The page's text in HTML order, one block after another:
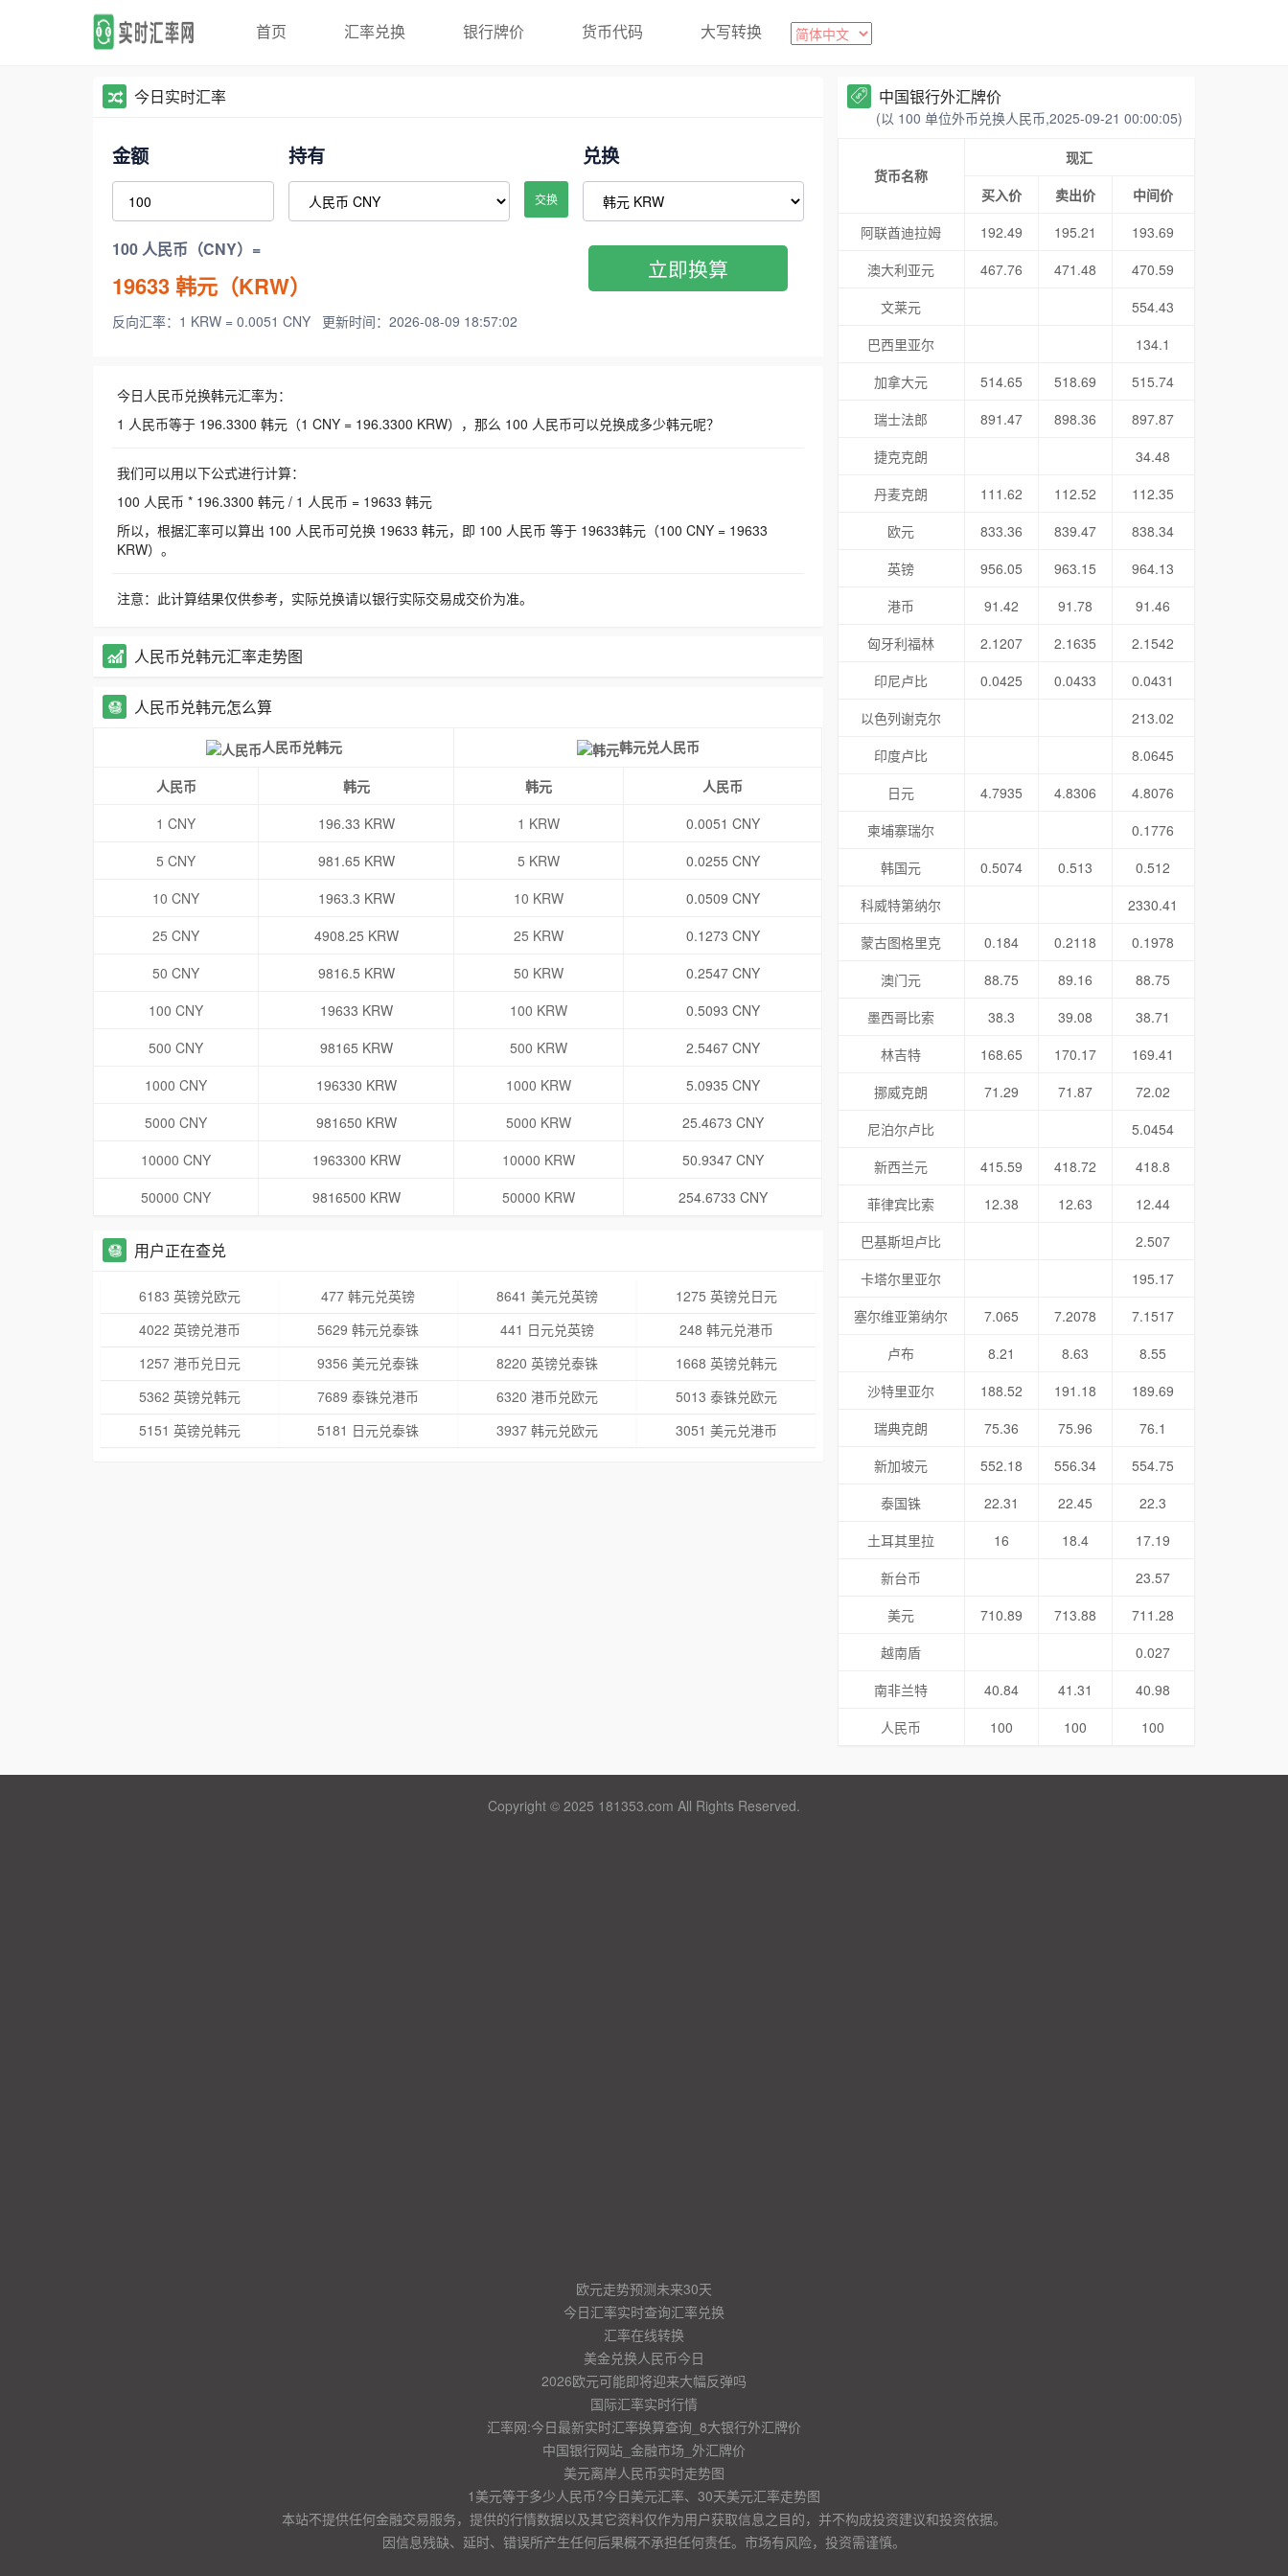
首页 汇率兑换 银行牌价 货币代码 大写转换
今日实时汇率
金额 持有
交换
兑换
100 人民币（CNY）=
19633韩元（KRW）
反向汇率：1 KRW = 0.0051 CNY 更新时间：2026-08-09 18:57:02
立即换算
今日人民币兑换韩元汇率为：
1 人民币等于 196.3300 韩元（1 CNY = 196.3300 KRW），那么 100 人民币可以兑换成多少韩元呢？
我们可以用以下公式进行计算：
100 人民币 * 196.3300 韩元 / 1 人民币 = 19633 韩元
所以，根据汇率可以算出 100 人民币可兑换 19633 韩元，即 100 人民币 等于 19633韩元（100 CNY = 19633
KRW）。
注意：此计算结果仅供参考，实际兑换请以银行实际交易成交价为准。
人民币兑韩元汇率走势图
人民币兑韩元怎么算
人民币兑韩元 韩元兑人民币
人民币 韩元 韩元
人民币
1 CNY
196.33 KRW 1 KRW
0.0051 CNY
5 CNY
981.65 KRW 5 KRW
0.0255 CNY
10 CNY
1963.3 KRW 10 KRW
0.0509 CNY
25 CNY
4908.25 KRW 25 KRW
0.1273 CNY
50 CNY
9816.5 KRW 50 KRW
0.2547 CNY
100 CNY
19633 KRW 100 KRW
0.5093 CNY
500 CNY
98165 KRW 500 KRW
2.5467 CNY
1000 CNY
196330 KRW 1000 KRW
5.0935 CNY
5000 CNY
981650 KRW 5000 KRW
25.4673 CNY
10000 CNY
1963300 KRW 10000 KRW
50.9347 CNY
50000 CNY
9816500 KRW 50000 KRW 254.6733 CNY
用户正在查兑
6183 英镑兑欧元 477 韩元兑英镑 8641 美元兑英镑
1275 英镑兑日元
4022 英镑兑港币
5629 韩元兑泰铢 441 日元兑英镑
248 韩元兑港币
1257 港币兑日元
9356 美元兑泰铢 8220 英镑兑泰铢
1668 英镑兑韩元
5362 英镑兑韩元
7689 泰铢兑港币 6320 港币兑欧元
5013 泰铢兑欧元
5151 英镑兑韩元
5181 日元兑泰铢 3937 韩元兑欧元 3051 美元兑港币
中国银行外汇牌价
(以 100 单位外币兑换人民币,2025-09-21 00:00:05)
货币名称
现汇
买入价
卖出价
中间价
阿联酋迪拉姆
192.49 195.21
193.69
澳大利亚元
467.76 471.48
470.59
文莱元
554.43
巴西里亚尔
134.1
加拿大元
514.65 518.69
515.74
瑞士法郎
891.47 898.36
897.87
捷克克朗
34.48
丹麦克朗
111.62 112.52
112.35
欧元
833.36 839.47
838.34
英镑
956.05 963.15
964.13
港币
91.42 91.78
91.46
匈牙利福林
2.1207 2.1635
2.1542
印尼卢比
0.0425 0.0433
0.0431
以色列谢克尔
213.02
印度卢比
8.0645
日元
4.7935 4.8306
4.8076
柬埔寨瑞尔
0.1776
韩国元
0.5074 0.513
0.512
科威特第纳尔
2330.41
蒙古图格里克
0.184 0.2118
0.1978
澳门元
88.75 89.16
88.75
墨西哥比索
38.3 39.08
38.71
林吉特
168.65 170.17
169.41
挪威克朗
71.29 71.87
72.02
尼泊尔卢比
5.0454
新西兰元
415.59 418.72
418.8
菲律宾比索
12.38 12.63
12.44
巴基斯坦卢比
2.507
卡塔尔里亚尔
195.17
塞尔维亚第纳尔
7.065 7.2078
7.1517
卢布
8.21 8.63
8.55
沙特里亚尔
188.52 191.18
189.69
瑞典克朗
75.36 75.96
76.1
新加坡元
552.18 556.34
554.75
泰国铢
22.31 22.45
22.3
土耳其里拉
16 18.4
17.19
新台币
23.57
美元
710.89 713.88
711.28
越南盾
0.027
南非兰特
40.84 41.31
40.98
人民币
100 100 100
Copyright © 2025 181353.com All Rights Reserved.
欧元走势预测未来30天
今日汇率实时查询汇率兑换
汇率在线转换
美金兑换人民币今日
2026欧元可能即将迎来大幅反弹吗
国际汇率实时行情
汇率网:今日最新实时汇率换算查询_8大银行外汇牌价
中国银行网站_金融市场_外汇牌价
美元离岸人民币实时走势图
1美元等于多少人民币?今日美元汇率、30天美元汇率走势图
本站不提供任何金融交易服务，提供的行情数据以及其它资料仅作为用户获取信息之目的，并不构成投资建议和投资依据。
因信息残缺、延时、错误所产生任何后果概不承担任何责任。市场有风险，投资需谨慎。